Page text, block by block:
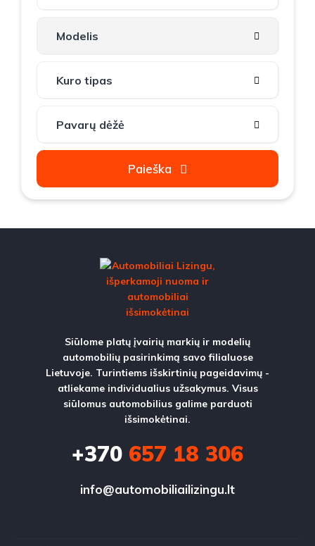
Paieška
Siūlome platų įvairių markių ir modelių
automobilių pasirinkimą savo filialuose
Lietuvoje. Turintiems išskirtinių pageidavimų -
atliekame individualius užsakymus. Visus
siūlomus automobilius galime parduoti
išsimokėtinai.
+370 657 18 306
info@automobiliailizingu.lt